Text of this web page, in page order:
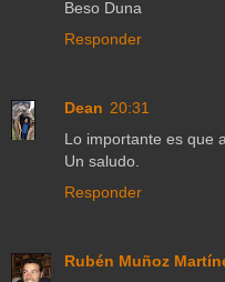
Beso Duna
Responder
Dean 20:31
Lo importante es que
Un saludo.
Responder
Rubén Muñoz